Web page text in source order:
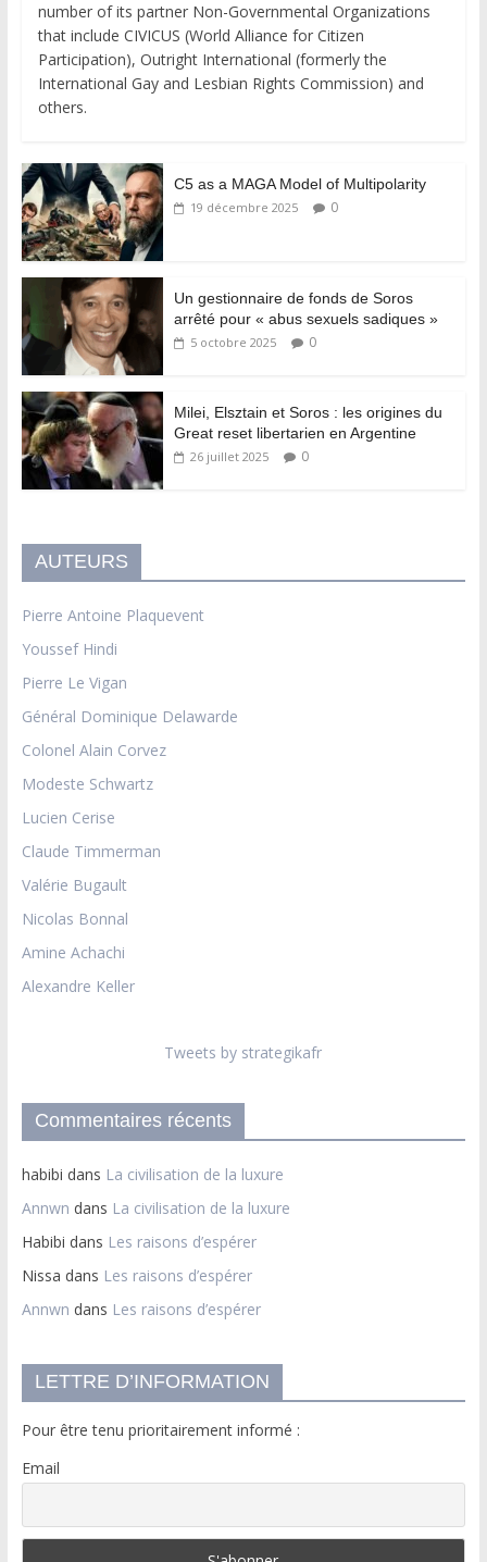
number of its partner Non-Governmental Organizations
that include CIVICUS (World Alliance for Citizen
Participation), Outright International (formerly the
International Gay and Lesbian Rights Commission) and
others.
C5 as a MAGA Model of Multipolarity
19 décembre 2025 0
Un gestionnaire de fonds de Soros
arrêté pour « abus sexuels sadiques »
5 octobre 2025 0
Milei, Elsztain et Soros : les origines du
Great reset libertarien en Argentine
26 juillet 2025 0
AUTEURS
Pierre Antoine Plaquevent
Youssef Hindi
Pierre Le Vigan
Général Dominique Delawarde
Colonel Alain Corvez
Modeste Schwartz
Lucien Cerise
Claude Timmerman
Valérie Bugault
Nicolas Bonnal
Amine Achachi
Alexandre Keller
Tweets by strategikafr
Commentaires récents
habibi dans La civilisation de la luxure
Annwn dans La civilisation de la luxure
Habibi dans Les raisons d’espérer
Nissa dans Les raisons d’espérer
Annwn dans Les raisons d’espérer
LETTRE D’INFORMATION
Pour être tenu prioritairement informé :
Email